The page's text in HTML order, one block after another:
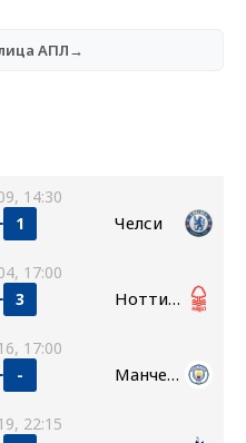
АПЛ→
14:30
1 Челси
17:00
3 Ноттингем Форест
17:00
- Манчестер Сити
22:15